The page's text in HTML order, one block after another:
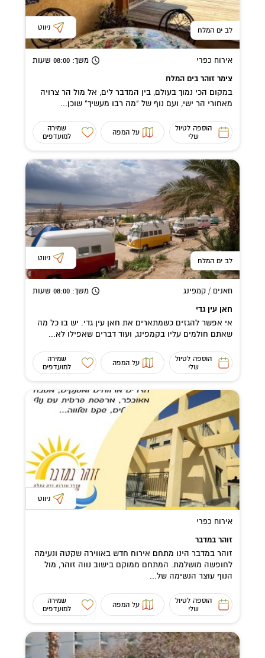
לב ים המלח ניווט
אירוח כפרי משך: 08:00 שעות
צימר זוהר בים המלח
במקום הכי נמוך בעולם, בין המדבר לים, אל מול הר צרויה
מאחורי הר ישי, ועם נוף של "מה רבו מעשיך" שוכן...
הוספה לטיול
שלי
על המפה
שמירה
למועדפים
לב ים המלח ניווט
חאנים / קמפינג משך: 08:00 שעות
חאן עין גדי
אי אפשר להגזים כשמתארים את חאן עין גדי. יש בו כל מה
שאתם חולמים עליו בקמפינג, ועוד דברים שאפילו לא...
הוספה לטיול
שלי
על המפה
שמירה
למועדפים
ניווט
אירוח כפרי
זוהר במדבר
זוהר במדבר הינו מתחם אירוח חדש באווירה שקטה ונעימה
לחופשה מושלמת. המתחם ממוקם בישוב נווה זוהר, מול
הנוף עוצר הנשימה של...
הוספה לטיול
שלי
על המפה
שמירה
למועדפים